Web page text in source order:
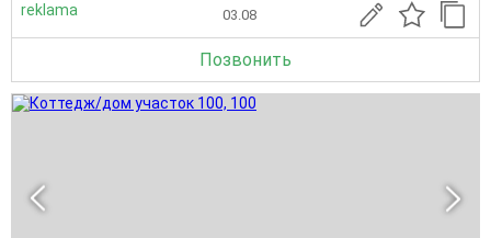
reklama 03.08
Позвонить